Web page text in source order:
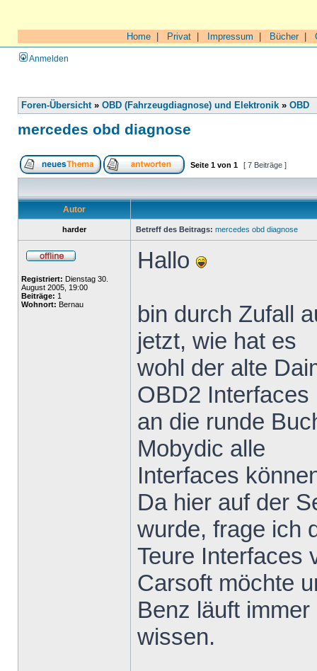
Home Privat Impressum Bücher|
Anmelden
Foren-Übersicht» OBD (Fahrzeugdiagnose) und Elektronik » OBD
mercedes obd diagnose
Seite 1 von 1 [ 7 Beiträge ]
Autor
harder Betreff des Beitrags: mercedes obd diagnose
Registriert: Dienstag 30.
August 2005, 19:00
Beiträge: 1
Wohnort: Bernau
Hallo
bin durch Zufall
jetzt, wie hat es
wohl der alte
OBD2 Interfaces
an die runde
Mobydic alle
Interfaces
Da hier auf der
wurde, frage ich
Teure Interfaces
Carsoft möchte
Benz läuft
wissen.